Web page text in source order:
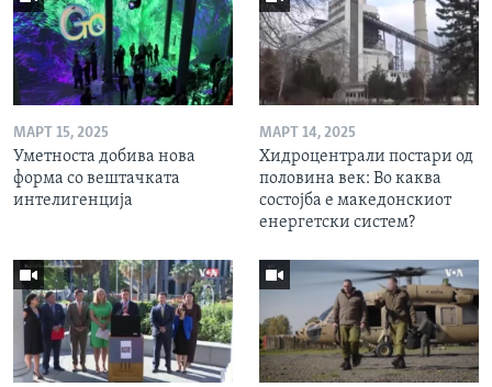
МАРТ 15, 2025
Уметноста добива нова
форма со вештачката
интелигенција
МАРТ 14, 2025
Хидроцентрали постари од
половина век: Во каква
состојба е македонскиот
енергетски систем?